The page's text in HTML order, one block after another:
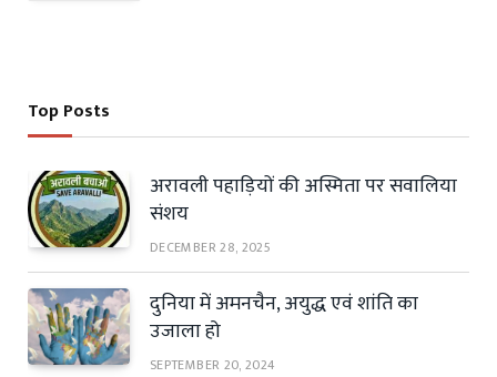
Top Posts
अरावली पहाड़ियों की अस्मिता पर सवालिया
संशय
DECEMBER 28, 2025
दुनिया में अमनचैन, अयुद्ध एवं शांति का
उजाला हो
SEPTEMBER 20, 2024